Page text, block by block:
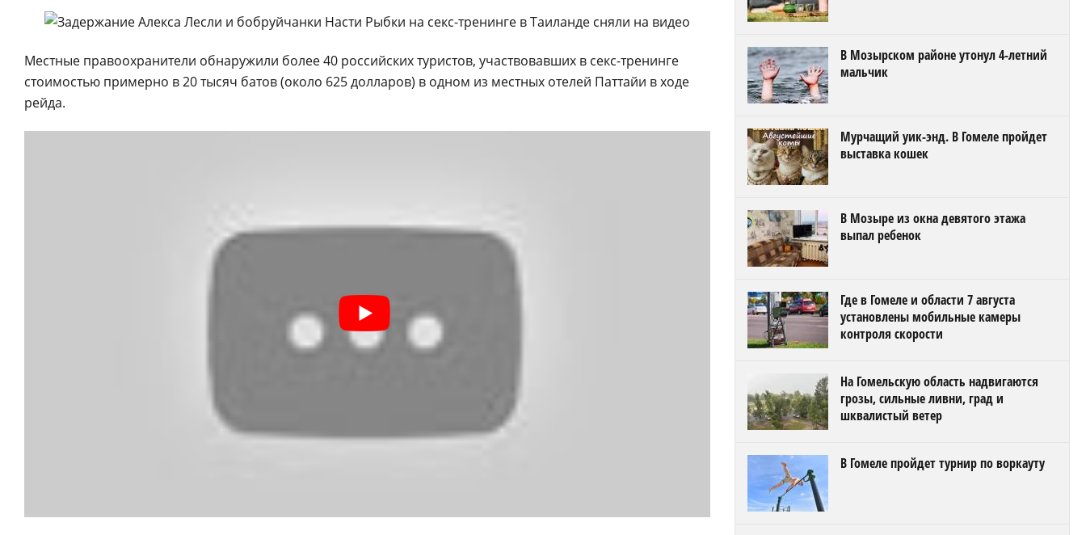
Местные правоохранители обнаружили более 40 российских туристов, участвовавших в секс-тренинге
стоимостью примерно в 20 тысяч батов (около 625 долларов) в одном из местных отелей Паттайи в ходе
рейда.
В Мозырском районе утонул 4-летний
мальчик
Мурчащий уик-энд. В Гомеле пройдет
выставка кошек
В Мозыре из окна девятого этажа
выпал ребенок
Где в Гомеле и области 7 августа
установлены мобильные камеры
контроля скорости
На Гомельскую область надвигаются
грозы, сильные ливни, град и
шквалистый ветер
В Гомеле пройдет турнир по воркауту